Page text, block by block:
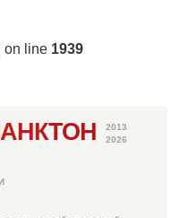
on line 1939
2013
2026